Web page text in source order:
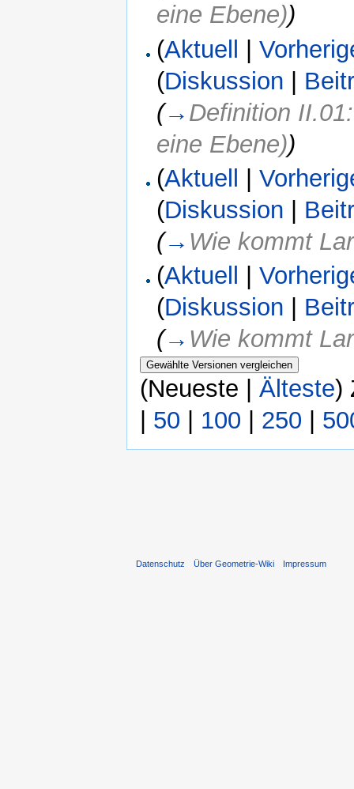
eine Ebene))
(Aktuell |
(Diskussion |
(→ Definition
eine Ebene))
(Aktuell |
(Diskussion
(→ Wie kommt
(Aktuell |
(Diskussion
(→ Wie kommt
(Neueste | Älteste)
50 100 250
Datenschutz Über Geometrie-Wiki Impressum